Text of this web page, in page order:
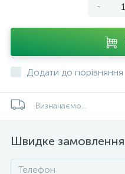
-
Додати до порівняння
Визначаємо...
Швидке замовлення